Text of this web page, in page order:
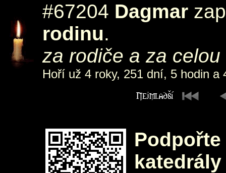
#67204 Dagmar
rodinu.
za rodiče a za
Hoří už 4 roky, 251 dní, 5 hodin a
katedrály